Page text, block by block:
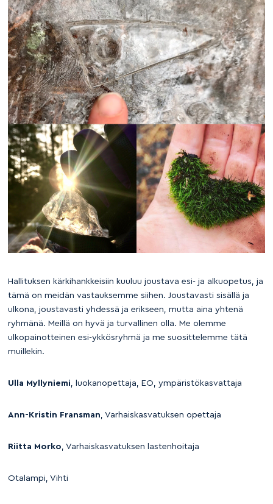
Hallituksen kärkihankkeisiin kuuluu joustava esi- ja alkuopetus, ja
tämä on meidän vastauksemme siihen. Joustavasti sisällä ja
ulkona, joustavasti yhdessä ja erikseen, mutta aina yhtenä
ryhmänä. Meillä on hyvä ja turvallinen olla. Me olemme
ulkopainotteinen esi-ykkösryhmä ja me suosittelemme tätä
muillekin.
Ulla Myllyniemi, luokanopettaja, EO, ympäristökasvattaja
Ann-Kristin Fransman , Varhaiskasvatuksen opettaja
Riitta Morko , Varhaiskasvatuksen lastenhoitaja
Otalampi, Vihti